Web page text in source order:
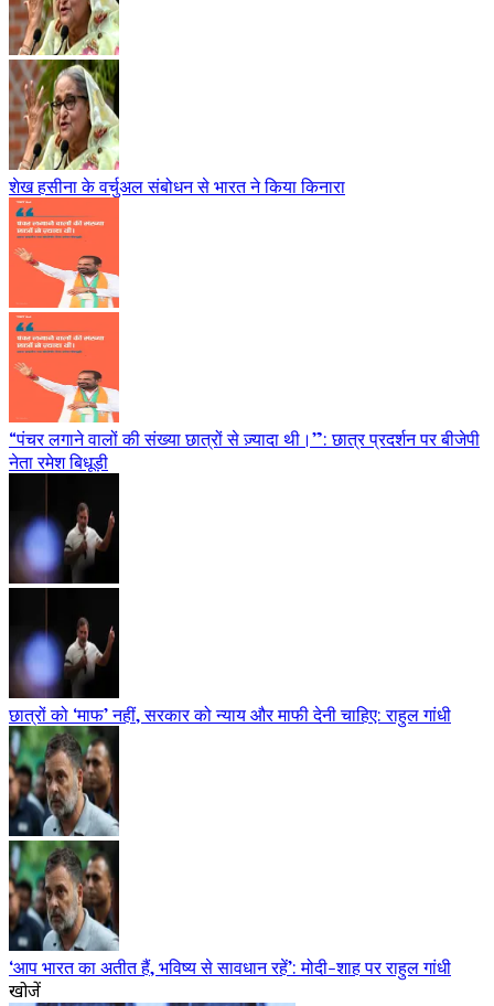
शेख हसीना के वर्चुअल संबोधन से भारत ने किया किनारा
“पंचर लगाने वालों की संख्या छात्रों से ज़्यादा थी।”: छात्र प्रदर्शन पर बीजेपी
नेता रमेश बिधूड़ी
छात्रों को ‘माफ’ नहीं, सरकार को न्याय और माफी देनी चाहिए: राहुल गांधी
‘आप भारत का अतीत हैं, भविष्य से सावधान रहें’: मोदी-शाह पर राहुल गांधी
खोजें